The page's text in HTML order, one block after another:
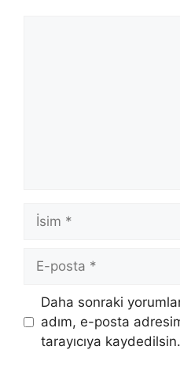
İsim
posta
Daha sonraki
adım, e-posta
tarayıcıya kaydedilsin.